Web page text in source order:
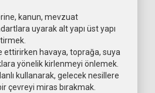
kanun, mevzuat
uyarak alt yapı üst yapı
ettirirken havaya, toprağa, suya
yönelik kirlenmeyi önlemek.
kullanarak, gelecek nesillere
çevreyi miras bırakmak.